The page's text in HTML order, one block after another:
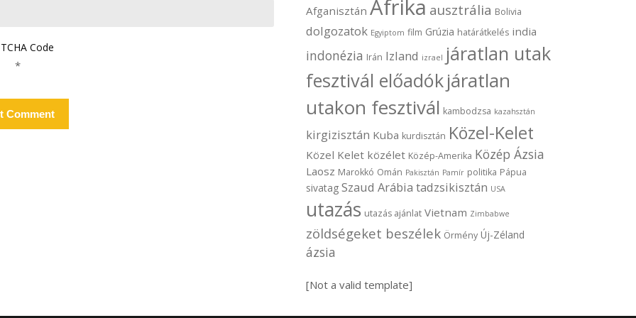
Code
*
Afganisztán Afrika ausztrália Bolivia
dolgozatok Egyiptom film Grúzia határátkelés india
indonézia Irán Izland izrael járatlan utak
fesztivál előadókjáratlan
utakon fesztivál kambodzsa kazahsztán
kirgizisztán Kuba kurdisztán Közel-Kelet
Közel Kelet közélet Közép-Amerika Közép Ázsia
Laosz Marokkó Omán Pakisztán Pamír politika Pápua
sivatag Szaud Arábia tadzsikisztán USA
utazás utazás ajánlat Vietnam Zimbabwe
zöldségeket beszélek Örmény Új-Zéland
ázsia
[Not a valid template]